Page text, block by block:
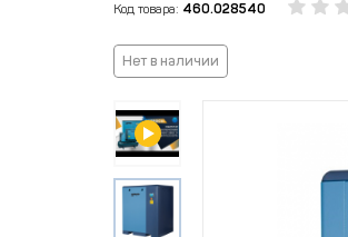
Код товара: 460.028540
Нет в наличии